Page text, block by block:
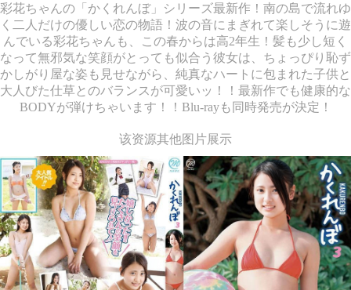
彩花ちゃんの「かくれんぼ」シリーズ最新作！南の島で流れゆ
く二人だけの優しい恋の物語！波の音にまぎれて楽しそうに遊
んでいる彩花ちゃんも、この春からは高2年生！髪も少し短く
なって無邪気な笑顔がとっても似合う彼女は、ちょっぴり恥ず
かしがり屋な姿も見せながら、純真なハートに包まれた子供と
大人びた仕草とのバランスが可愛いッ！！最新作でも健康的な
BODYが弾けちゃいます！！Blu-rayも同時発売が決定！
该资源其他图片展示